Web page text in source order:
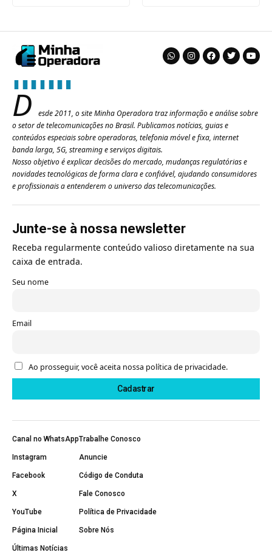
D
esde 2011, o site Minha Operadora traz informação e análise sobre
o setor de telecomunicações no Brasil. Publicamos notícias, guias e
conteúdos especiais sobre operadoras, telefonia móvel e fixa, internet
banda larga, 5G, streaming e serviços digitais.
Nosso objetivo é explicar decisões do mercado, mudanças regulatórias e
novidades tecnológicas de forma clara e confiável, ajudando consumidores
e profissionais a entenderem o universo das telecomunicações.
Junte-se à nossa newsletter
Receba regularmente conteúdo valioso diretamente na sua
caixa de entrada.
Seu nome
Email
Ao prosseguir, você aceita nossa política de privacidade.
Canal no WhatsApp
Instagram
Facebook
X
YouTube
Página Inicial
Últimas Notícias
Trabalhe Conosco
Anuncie
Código de Conduta
Fale Conosco
Política de Privacidade
Sobre Nós